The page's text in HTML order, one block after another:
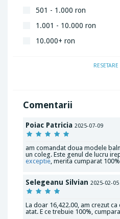
501 - 1.000 ron
1.001 - 10.000 ron
10.000+ ron
RESETARE
Comentarii
Poiac Patricia 2025-07-09
am comandat doua modele
un coleg. Este genul de lucru
exceptie, merita cumparat
Selegeanu Silvian 2025-02-05
La doar 16,422.00, am crezut ca
atat. E ce trebuie 100%,